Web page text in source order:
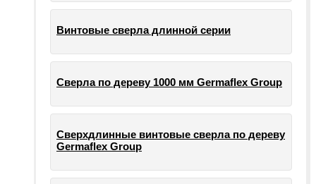
Винтовые сверла длинной серии
Сверла по дереву 1000 мм Germaflex Group
Сверхдлинные винтовые сверла по дереву
Germaflex Group